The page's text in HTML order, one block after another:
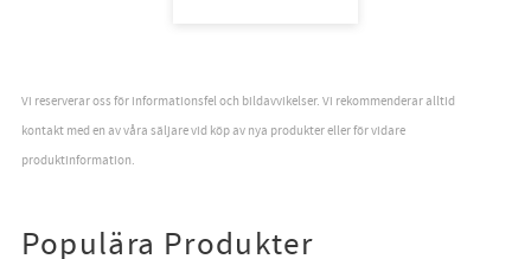
Vi reserverar oss för informationsfel och bildavvikelser. Vi rekommenderar alltid
kontakt med en av våra säljare vid köp av nya produkter eller för vidare
produktinformation.
Populära Produkter